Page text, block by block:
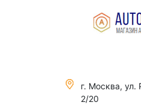
г. Москва, ул.
2/20